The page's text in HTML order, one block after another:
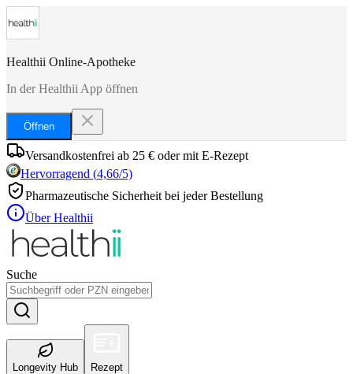
Healthii Online-Apotheke
In der Healthii App öffnen
Öffnen
Versandkostenfrei ab 25 € oder mit E-Rezept
Hervorragend (4,66/5)
Pharmazeutische Sicherheit bei jeder Bestellung
Über Healthii
Suche
Longevity Hub Rezept